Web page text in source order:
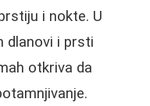
i nokte. U
dlanovi i prsti
otkriva da